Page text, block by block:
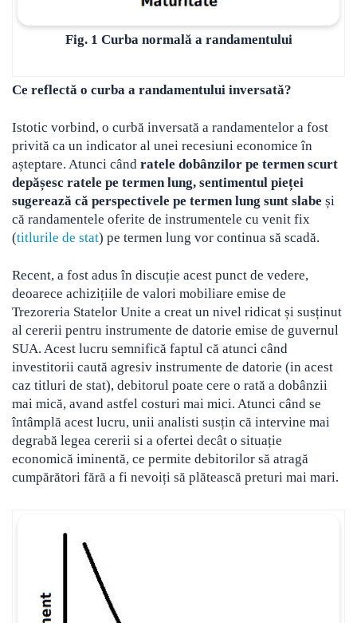
Fig. 1 Curba normală a randamentului
Ce reflectă o curba a randamentului inversată?
Istotic vorbind, o curbă inversată a randamentelor a fost
privită ca un indicator al unei recesiuni economice în
așteptare. Atunci când ratele dobânzilor pe termen scurt
depășesc ratele pe termen lung, sentimentul pieței
sugerează că perspectivele pe termen lung sunt slabe și
că randamentele oferite de instrumentele cu venit fix
(titlurile de stat) pe termen lung vor continua să scadă.
Recent, a fost adus în discuție acest punct de vedere,
deoarece achizițiile de valori mobiliare emise de
Trezoreria Statelor Unite a creat un nivel ridicat și susținut
al cererii pentru instrumente de datorie emise de guvernul
SUA. Acest lucru semnifică faptul că atunci când
investitorii caută agresiv instrumente de datorie (in acest
caz titluri de stat), debitorul poate cere o rată a dobânzii
mai mică, avand astfel costuri mai mici. Atunci când se
întâmplă acest lucru, unii analisti susțin că intervine mai
degrabă legea cererii si a ofertei decât o situație
economică iminentă, ce permite debitorilor să atragă
cumpărători fără a fi nevoiți să plătească preturi mai mari.